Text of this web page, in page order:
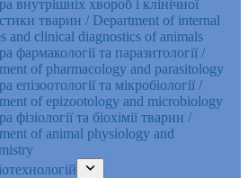
внутрішніх хвороб і клінічної
тварин / Department of internal
and clinical diagnostics of animals
фармакології та паразитології /
of pharmacology and parasitology
епізоотології та мікробіології /
of epizootology and microbiology
фізіології та біохімії тварин /
of animal physiology and